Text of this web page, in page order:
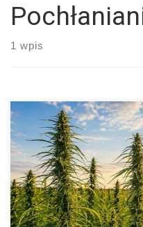
1 wpis
Konopie włókniste wracają